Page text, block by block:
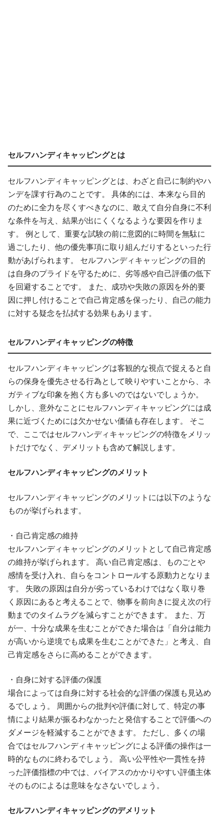
セルフハンディキャッピングとは
セルフハンディキャッピングとは、わざと自己に制約やハ
ンデを課す行為のことです。 具体的には、本来なら目的
のために全力を尽くすべきなのに、敢えて自分自身に不利
な条件を与え、結果が出にくくなるような要因を作りま
す。 例として、重要な試験の前に意図的に時間を無駄に
過ごしたり、他の優先事項に取り組んだりするといった行
動があげられます。 セルフハンディキャッピングの目的
は自身のプライドを守るために、劣等感や自己評価の低下
を回避することです。 また、成功や失敗の原因を外的要
因に押し付けることで自己肯定感を保ったり、自己の能力
に対する疑念を払拭する効果もあります。
セルフハンディキャッピングの特徴
セルフハンディキャッピングは客観的な視点で捉えると自
らの保身を優先させる行為として映りやすいことから、ネ
ガティブな印象を抱く方も多いのではないでしょうか。
しかし、意外なことにセルフハンディキャッピングには成
果に近づくためには欠かせない価値も存在します。 そこ
で、ここではセルフハンディキャッピングの特徴をメリッ
トだけでなく、デメリットも含めて解説します。
セルフハンディキャッピングのメリット
セルフハンディキャッピングのメリットには以下のような
ものが挙げられます。
・自己肯定感の維持
セルフハンディキャッピングのメリットとして自己肯定感
の維持が挙げられます。 高い自己肯定感は、ものごとや
感情を受け入れ、自らをコントロールする原動力となりま
す。 失敗の原因は自分が劣っているわけではなく取り巻
く原因にあると考えることで、物事を前向きに捉え次の行
動までのタイムラグを減らすことができます。 また、万
が一、十分な成果を生むことができた場合は「自分は能力
が高いから逆境でも成果を生むことができた」と考え、自
己肯定感をさらに高めることができます。
・自身に対する評価の保護
場合によっては自身に対する社会的な評価の保護も見込め
るでしょう。 周囲からの批判や評価に対して、特定の事
情により結果が振るわなかったと発信することで評価への
ダメージを軽減することができます。 ただし、多くの場
合ではセルフハンディキャッピングによる評価の操作は一
時的なものに終わるでしょう。 高い公平性や一貫性を持
った評価指標の中では、バイアスのかかりやすい評価主体
そのものによるは意味をなさないでしょう。
セルフハンディキャッピングのデメリット